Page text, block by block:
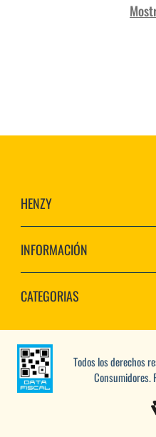
HENZY
INFORMACIÓN
CATEGORIAS
Todos los derechos
Consumidores.